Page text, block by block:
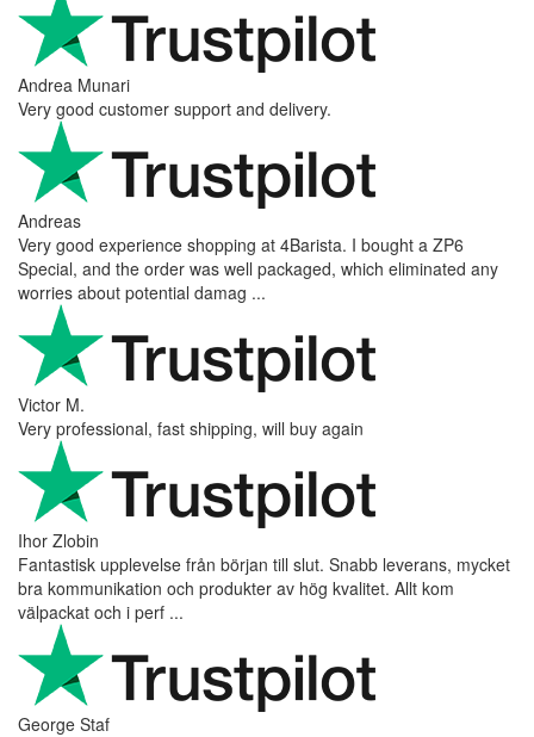
Andrea Munari
Very good customer support and delivery.
Andreas
Very good experience shopping at 4Barista. I bought a ZP6
Special, and the order was well packaged, which eliminated any
worries about potential damag ...
Victor M.
Very professional, fast shipping, will buy again
Ihor Zlobin
Fantastisk upplevelse från början till slut. Snabb leverans, mycket
bra kommunikation och produkter av hög kvalitet. Allt kom
välpackat och i perf ...
George Staf